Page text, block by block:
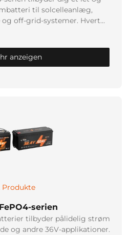
til solcelleanlæg,
og off-grid-systemer. Hvert
LiFePO4-system – LiTime
24V blybatterier.
anzeigen
Produkte
serien
tilbyder pålidelig strøm
og andre 36V-applikationer.